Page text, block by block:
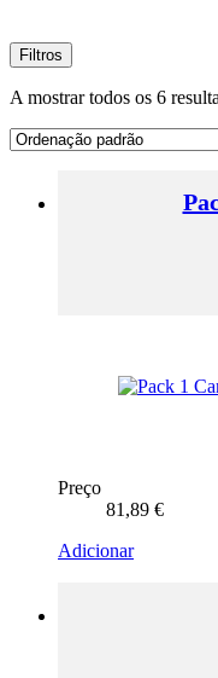
Filtros
A mostrar todos os 6
Preço
81,89 €
Adicionar